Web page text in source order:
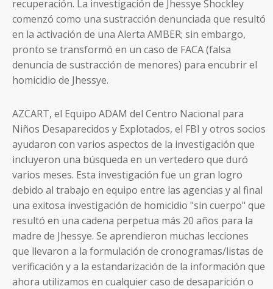
recuperación. La investigación de Jhessye Shockley
comenzó como una sustracción denunciada que resultó
en la activación de una Alerta AMBER; sin embargo,
pronto se transformó en un caso de FACA (falsa
denuncia de sustracción de menores) para encubrir el
homicidio de Jhessye.
AZCART, el Equipo ADAM del Centro Nacional para
Niños Desaparecidos y Explotados, el FBI y otros socios
ayudaron con varios aspectos de la investigación que
incluyeron una búsqueda en un vertedero que duró
varios meses. Esta investigación fue un gran logro
debido al trabajo en equipo entre las agencias y al final
una exitosa investigación de homicidio "sin cuerpo" que
resultó en una cadena perpetua más 20 años para la
madre de Jhessye. Se aprendieron muchas lecciones
que llevaron a la formulación de cronogramas/listas de
verificación y a la estandarización de la información que
ahora utilizamos en cualquier caso de desaparición o